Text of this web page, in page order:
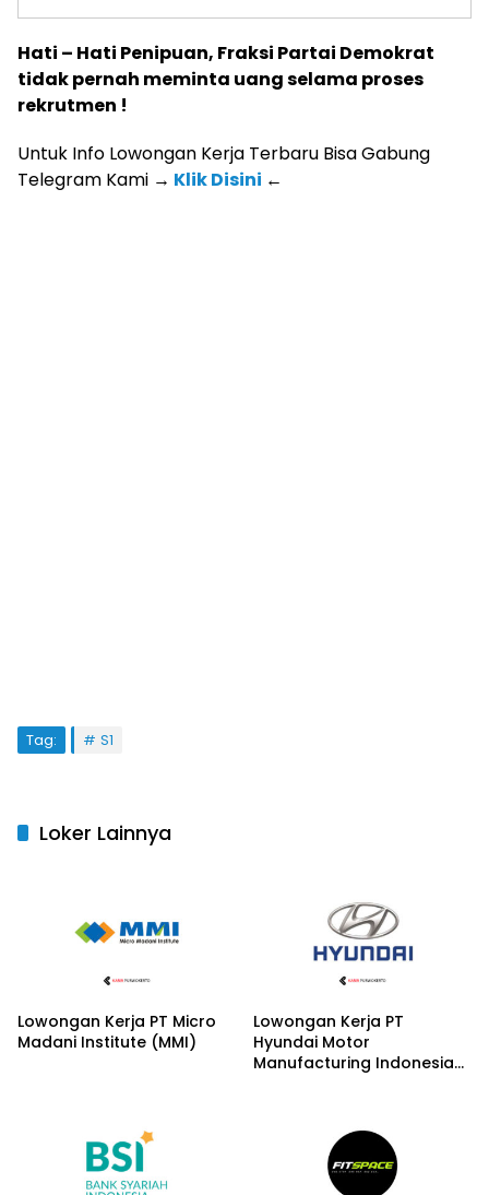
Hati – Hati Penipuan, Fraksi Partai Demokrat
tidak pernah meminta uang selama proses
rekrutmen !
Untuk Info Lowongan Kerja Terbaru Bisa Gabung
Telegram Kami → Klik Disini ←
Tag: S1
Loker Lainnya
Lowongan Kerja PT Micro
Madani Institute (MMI)
Lowongan Kerja PT
Hyundai Motor
Manufacturing Indonesia